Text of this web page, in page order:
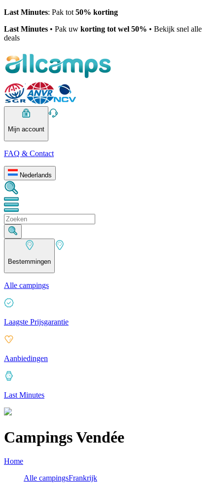
Last Minutes: Pak tot 50% korting
Last Minutes • Pak uw korting tot wel 50% • Bekijk snel alle
deals
Mijn account
FAQ & Contact
Nederlands
Bestemmingen
Alle campings
Laagste Prijsgarantie
Aanbiedingen
Last Minutes
Campings Vendée
Home
Alle campingsFrankrijk